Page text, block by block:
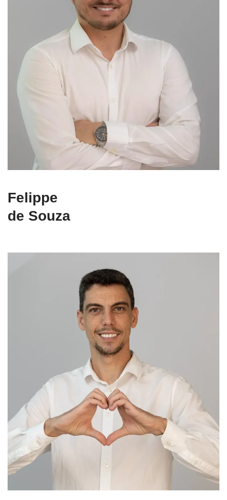
Felippe
de Souza